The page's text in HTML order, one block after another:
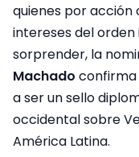
quienes por acción
intereses del orden
sorprender, la
Machado confirma
a ser un sello
occidental sobre
América Latina.